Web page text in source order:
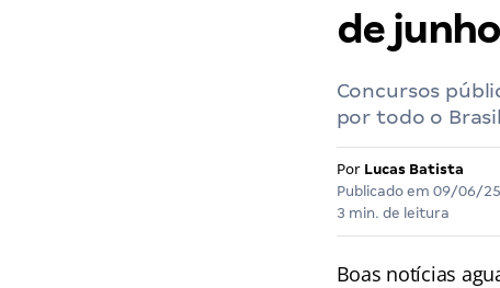
de
Concursos
por todo o
Por Lucas Batista
Publicado em 09/06/25
3 min. de leitura
Boas notícias